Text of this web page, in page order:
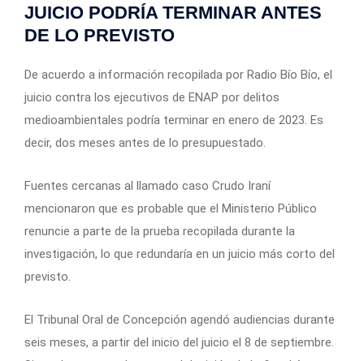
JUICIO PODRÍA TERMINAR ANTES
DE LO PREVISTO
De acuerdo a información recopilada por Radio Bío Bío, el
juicio contra los ejecutivos de ENAP por delitos
medioambientales podría terminar en enero de 2023. Es
decir, dos meses antes de lo presupuestado.
Fuentes cercanas al llamado caso Crudo Iraní
mencionaron que es probable que el Ministerio Público
renuncie a parte de la prueba recopilada durante la
investigación, lo que redundaría en un juicio más corto del
previsto.
El Tribunal Oral de Concepción agendó audiencias durante
seis meses, a partir del inicio del juicio el 8 de septiembre.